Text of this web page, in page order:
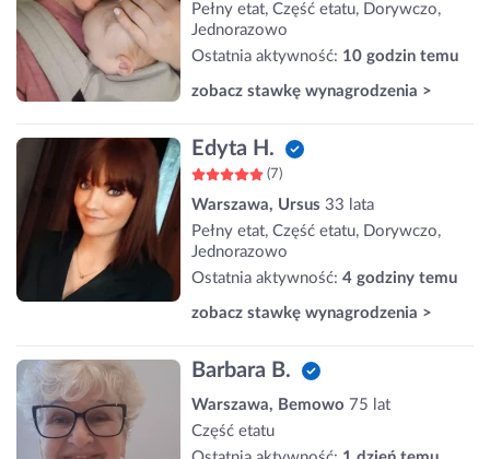
Pełny etat, Część etatu, Dorywczo,
Jednorazowo
Ostatnia aktywność: 10 godzin temu
zobacz stawkę wynagrodzenia >
Edyta H.
(7)
Warszawa, Ursus 33 lata
Pełny etat, Część etatu, Dorywczo,
Jednorazowo
Ostatnia aktywność: 4 godziny temu
zobacz stawkę wynagrodzenia >
Barbara B.
Warszawa, Bemowo 75 lat
Część etatu